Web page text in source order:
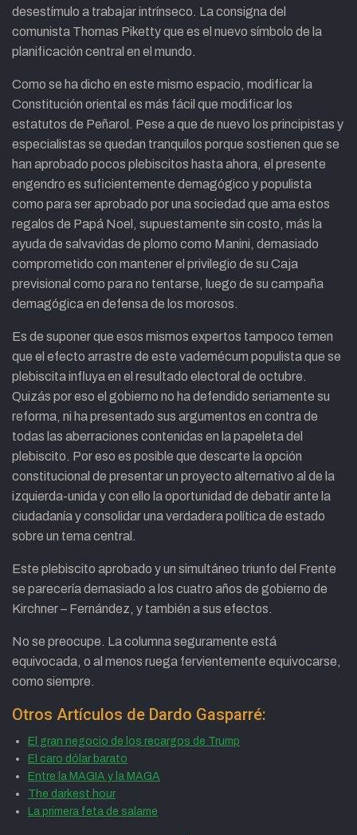
desestímulo a trabajar intrínseco. La consigna del
comunista Thomas Piketty que es el nuevo símbolo de la
planificación central en el mundo.
Como se ha dicho en este mismo espacio, modificar la
Constitución oriental es más fácil que modificar los
estatutos de Peñarol. Pese a que de nuevo los principistas y
especialistas se quedan tranquilos porque sostienen que se
han aprobado pocos plebiscitos hasta ahora, el presente
engendro es suficientemente demagógico y populista
como para ser aprobado por una sociedad que ama estos
regalos de Papá Noel, supuestamente sin costo, más la
ayuda de salvavidas de plomo como Manini, demasiado
comprometido con mantener el privilegio de su Caja
previsional como para no tentarse, luego de su campaña
demagógica en defensa de los morosos.
Es de suponer que esos mismos expertos tampoco temen
que el efecto arrastre de este vademécum populista que se
plebiscita influya en el resultado electoral de octubre.
Quizás por eso el gobierno no ha defendido seriamente su
reforma, ni ha presentado sus argumentos en contra de
todas las aberraciones contenidas en la papeleta del
plebiscito. Por eso es posible que descarte la opción
constitucional de presentar un proyecto alternativo al de la
izquierda-unida y con ello la oportunidad de debatir ante la
ciudadanía y consolidar una verdadera política de estado
sobre un tema central.
Este plebiscito aprobado y un simultáneo triunfo del Frente
se parecería demasiado a los cuatro años de gobierno de
Kirchner – Fernández, y también a sus efectos.
No se preocupe. La columna seguramente está
equivocada, o al menos ruega fervientemente equivocarse,
como siempre.
Otros Artículos de Dardo Gasparré:
El gran negocio de los recargos de Trump
El caro dólar barato
Entre la MAGIA y la MAGA
The darkest hour
La primera feta de salame